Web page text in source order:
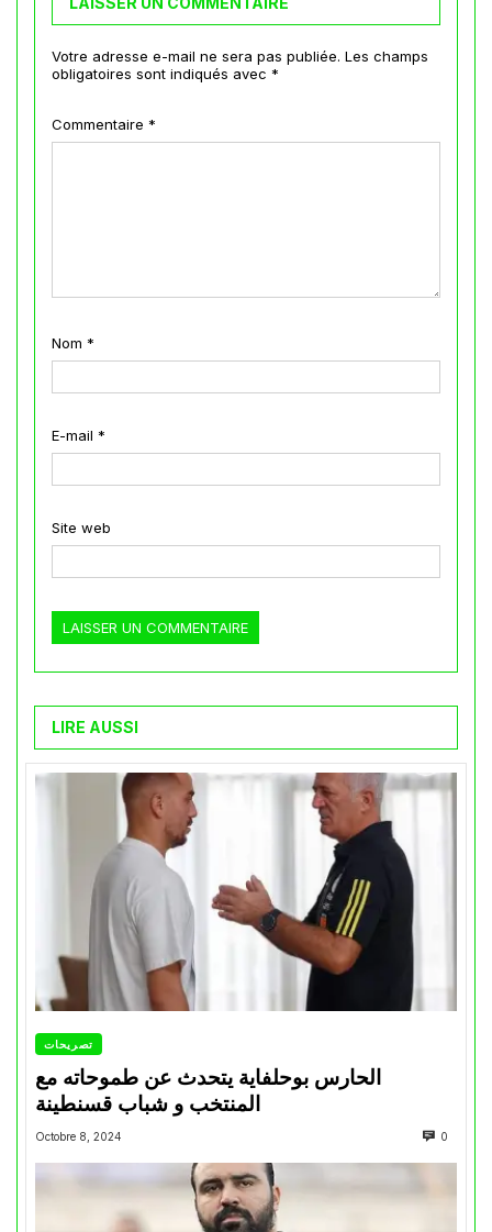
Votre adresse e-mail ne sera pas publiée. Les champs
obligatoires sont indiqués avec *
Commentaire *
Nom *
E-mail *
Site web
LIRE AUSSI
تصريحات
الحارس بوحلفاية يتحدث عن طموحاته مع
المنتخب و شباب قسنطينة
Octobre 8, 2024 0